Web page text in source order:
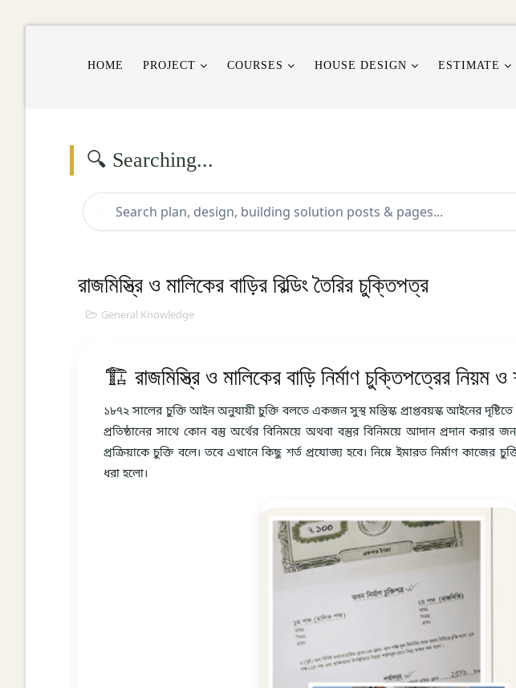
HOME PROJECT COURSES HOUSE DESIGN ESTIMATE
🔍 Searching...
রাজমিস্ত্রি ও মালিকের বাড়ির বিল্ডিং তৈরির চুক্তিপত্র
General Knowledge
🏗️ রাজমিস্ত্রি ও মালিকের বাড়ি নির্মাণ চুক্তিপত্রের নিয়ম ও
১৮৭২ সালের চুক্তি আইন অনুযায়ী চুক্তি বলতে একজন সুস্থ মস্তিস্ক প্রাপ্তবয়স্ক আইনের
প্রতিষ্ঠানের সাথে কোন বস্তু অর্থের বিনিময়ে অথবা বস্তুর বিনিময়ে আদান প্রদান করার
প্রক্রিয়াকে চুক্তি বলে। তবে এখানে কিছু শর্ত প্রযোজ্য হবে। নিম্নে ইমারত নির্মাণ কাজের
ধরা হলো।